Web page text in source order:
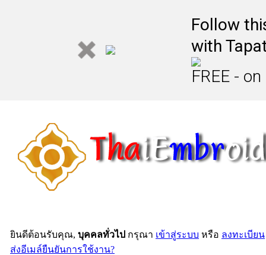
Follow
with
FREE -
ยินดีต้อนรับคุณ, บุคคลทั่วไป กรุณา เข้าสู่ระบบ หรือ ลงทะเบียน
ส่งอีเมล์ยืนยันการใช้งาน?